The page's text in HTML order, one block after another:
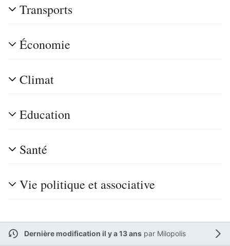
Transports
Économie
Climat
Education
Santé
Vie politique et associative
Dernière modification il y a 13 anspar Milopolis